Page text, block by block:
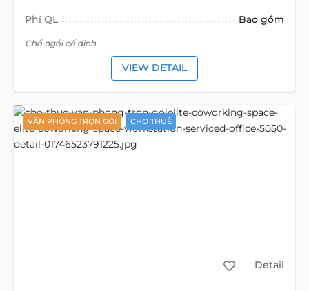
Phí QL Bao gồm
Chổ ngồi cố định
VIEW DETAIL
VĂN PHÒNG TRỌN GÓI CHO THUÊ
Detail